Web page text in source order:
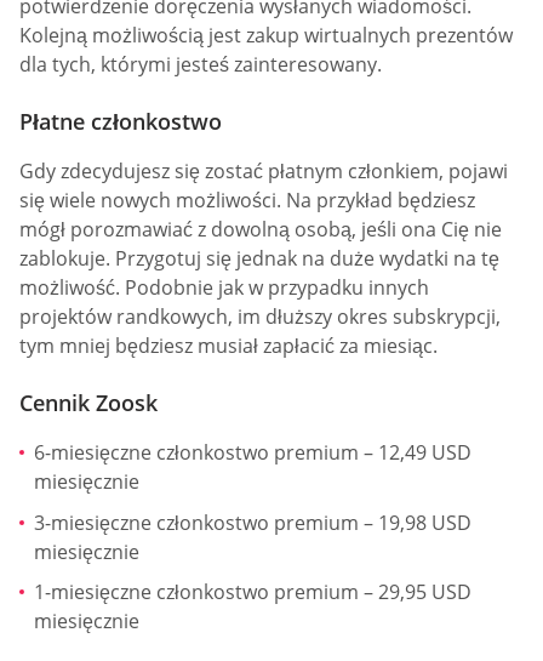
potwierdzenie doręczenia wysłanych wiadomości.
Kolejną możliwością jest zakup wirtualnych prezentów
dla tych, którymi jesteś zainteresowany.
Płatne członkostwo
Gdy zdecydujesz się zostać płatnym członkiem, pojawi
się wiele nowych możliwości. Na przykład będziesz
mógł porozmawiać z dowolną osobą, jeśli ona Cię nie
zablokuje. Przygotuj się jednak na duże wydatki na tę
możliwość. Podobnie jak w przypadku innych
projektów randkowych, im dłuższy okres subskrypcji,
tym mniej będziesz musiał zapłacić za miesiąc.
Cennik Zoosk
6-miesięczne członkostwo premium – 12,49 USD
miesięcznie
3-miesięczne członkostwo premium – 19,98 USD
miesięcznie
1-miesięczne członkostwo premium – 29,95 USD
miesięcznie